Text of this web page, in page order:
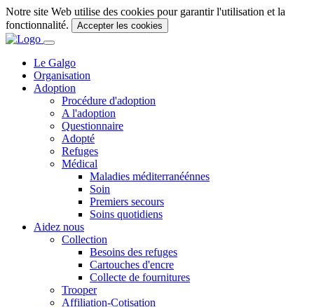
Notre site Web utilise des cookies pour garantir l'utilisation et la
fonctionnalité.
Accepter les cookies
Le Galgo
Organisation
Adoption
Procédure d'adoption
A l'adoption
Questionnaire
Adopté
Refuges
Médical
Maladies méditerranéénnes
Soin
Premiers secours
Soins quotidiens
Aidez nous
Collection
Besoins des refuges
Cartouches d'encre
Collecte de fournitures
Trooper
Affiliation-Cotisation